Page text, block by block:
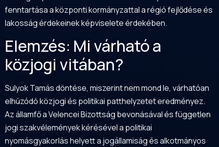
fenntartása a központi kormányzattal a régió fejlődése és
lakosság érdekeinek képviselete érdekében.
Elemzés: Mi várható a
közjogi vitában?
Sulyok Tamás döntése, miszerint nem mond le, várhatóan
elhúzódó közjogi és politikai patthelyzetet eredményez.
Az államfő a Velencei Bizottság bevonásával és független
jogi szakvélemények kérésével a politikai
nyomásgyakorlás helyett a jogállamiság és alkotmányos